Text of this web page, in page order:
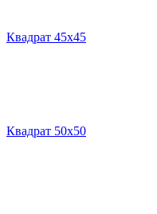
Квадрат 45х45
Квадрат 50х50